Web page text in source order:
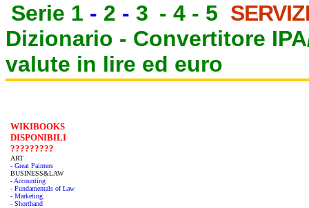
Serie 1 - 2 - 3 - 4 - 5
Dizionario - Convertitore
valute in lire ed euro
WIKIBOOKS
DISPONIBILI
?????????
ART
- Great Painters
BUSINESS&LAW
- Accounting
- Fundamentals of Law
- Marketing
- Shorthand